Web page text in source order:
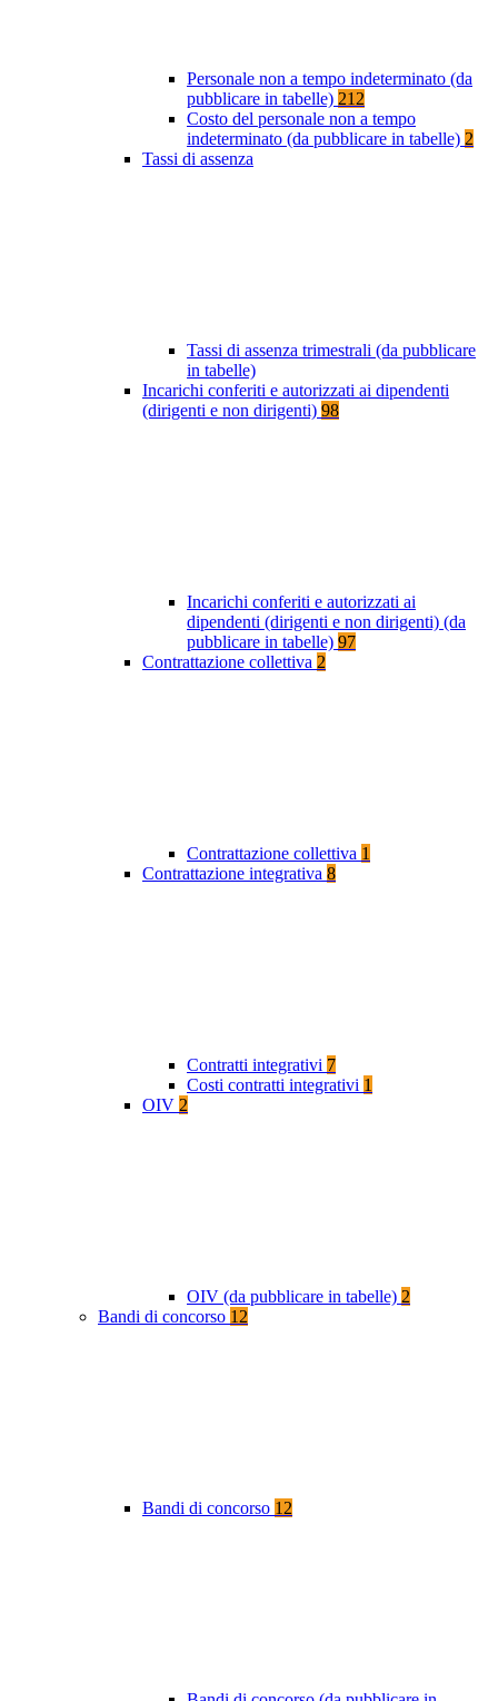
Personale non a tempo indeterminato (da
pubblicare in tabelle) 212
Costo del personale non a tempo
indeterminato (da pubblicare in tabelle) 2
Tassi di assenza
Tassi di assenza trimestrali (da pubblicare
in tabelle)
Incarichi conferiti e autorizzati ai dipendenti
(dirigenti e non dirigenti) 98
Incarichi conferiti e autorizzati ai
dipendenti (dirigenti e non dirigenti) (da
pubblicare in tabelle) 97
Contrattazione collettiva 2
Contrattazione collettiva 1
Contrattazione integrativa 8
Contratti integrativi 7
Costi contratti integrativi 1
OIV 2
OIV (da pubblicare in tabelle) 2
Bandi di concorso 12
Bandi di concorso 12